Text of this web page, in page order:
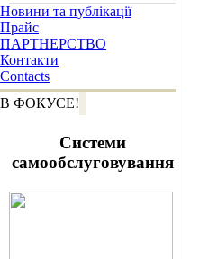
Новини та публікації
Прайс
ПАРТНЕРСТВО
Контакти
Contacts
В ФОКУСЕ!
Системи
самообслуговування